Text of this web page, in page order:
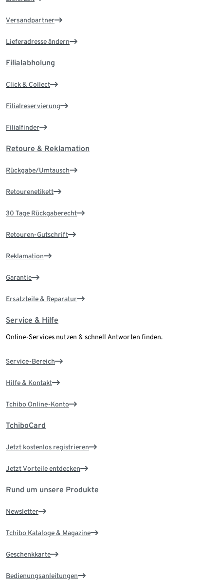
Versandpartner
Lieferadresse ändern
Filialabholung
Click & Collect
Filialreservierung
Filialfinder
Retoure & Reklamation
Rückgabe/Umtausch
Retourenetikett
30 Tage Rückgaberecht
Retouren-Gutschrift
Reklamation
Garantie
Ersatzteile & Reparatur
Service & Hilfe
Online-Services nutzen & schnell Antworten finden.
Service-Bereich
Hilfe & Kontakt
Tchibo Online-Konto
TchiboCard
Jetzt kostenlos registrieren
Jetzt Vorteile entdecken
Rund um unsere Produkte
Newsletter
Tchibo Kataloge & Magazine
Geschenkkarte
Bedienungsanleitungen